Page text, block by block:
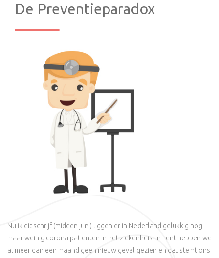
De Preventieparadox
Nu ik dit schrijf (midden juni) liggen er in Nederland gelukkig nog
maar weinig corona patiënten in het ziekenhuis. In Lent hebben we
al meer dan een maand geen nieuw geval gezien en dat stemt ons